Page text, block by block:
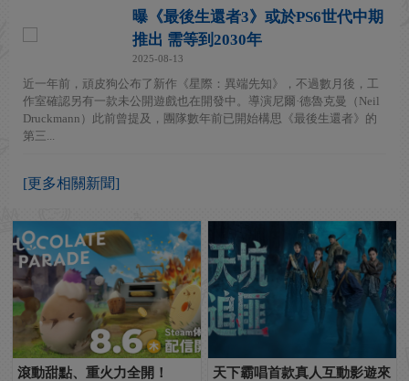
曝《最後生還者3》或於PS6世代中期
推出 需等到2030年
2025-08-13
近一年前，頑皮狗公布了新作《星際：異端先知》，不過數月後，工
作室確認另有一款未公開遊戲也在開發中。導演尼爾·德魯克曼（Neil
Druckmann）此前曾提及，團隊數年前已開始構思《最後生還者》的
第三...
[更多相關新聞]
滾動甜點、重火力全開！
天下霸唱首款真人互動影遊來